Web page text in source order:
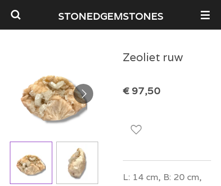
Ga
direct
hoofdinhoud
STONEDGEMSTONES
Zeoliet ruw
€ 97,50
L: 14 cm, B: 20 cm,